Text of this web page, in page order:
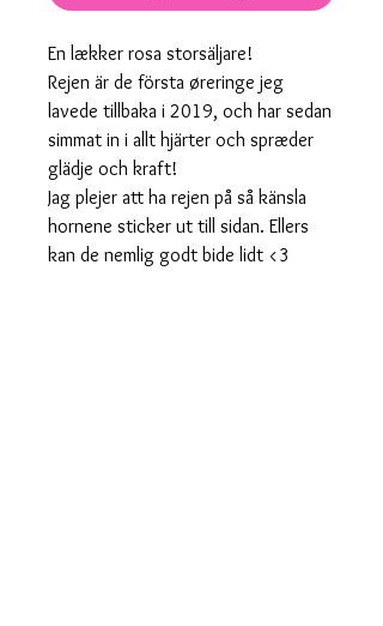
En lækker rosa storsäljare!
Rejen är de första øreringe jeg
lavede tillbaka i 2019, och har sedan
simmat in i allt hjärter och spræder
glädje och kraft!
Jag plejer att ha rejen på så känsla
hornene sticker ut till sidan. Ellers
kan de nemlig godt bide lidt <3